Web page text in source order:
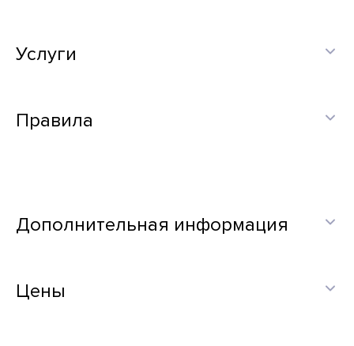
Услуги
Правила
Дополнительная информация
Цены